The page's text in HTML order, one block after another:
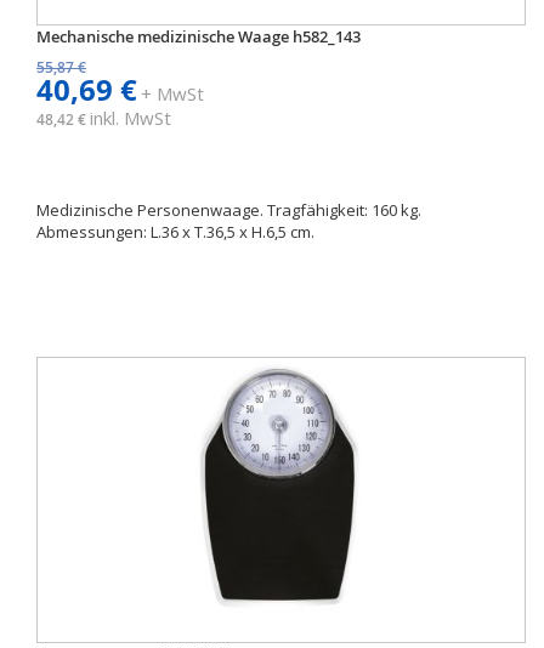
Mechanische medizinische Waage h582_143
55,87 €
40,69 €+ MwSt
48,42 € inkl. MwSt
Medizinische Personenwaage. Tragfähigkeit: 160 kg.
Abmessungen: L.36 x T.36,5 x H.6,5 cm.